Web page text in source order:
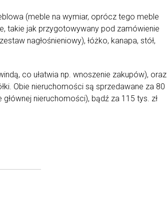
(meble na wymiar, oprócz tego meble
takie jak przygotowywany pod zamówienie
nagłośnieniowy), łóżko, kanapa, stół,
co ułatwia np. wnoszenie zakupów), oraz
Obie nieruchomości są sprzedawane za 80
nieruchomości), bądź za 115 tys. zł